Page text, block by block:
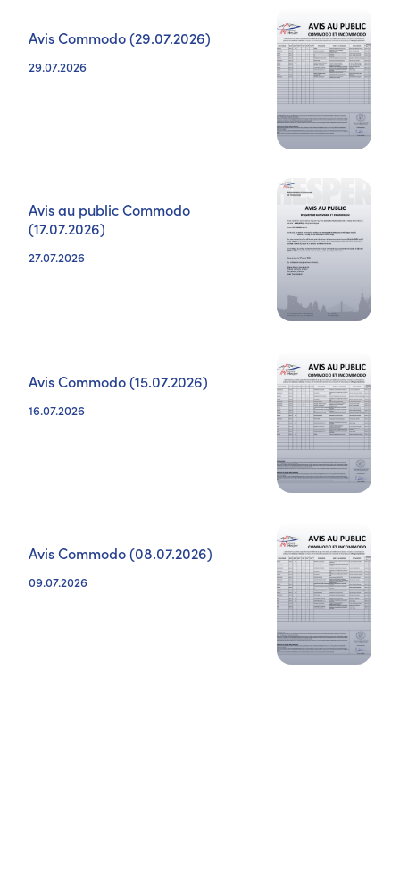
Avis Commodo (29.07.2026)
29.07.2026
Avis au public Commodo
(17.07.2026)
27.07.2026
Avis Commodo (15.07.2026)
16.07.2026
Avis Commodo (08.07.2026)
09.07.2026